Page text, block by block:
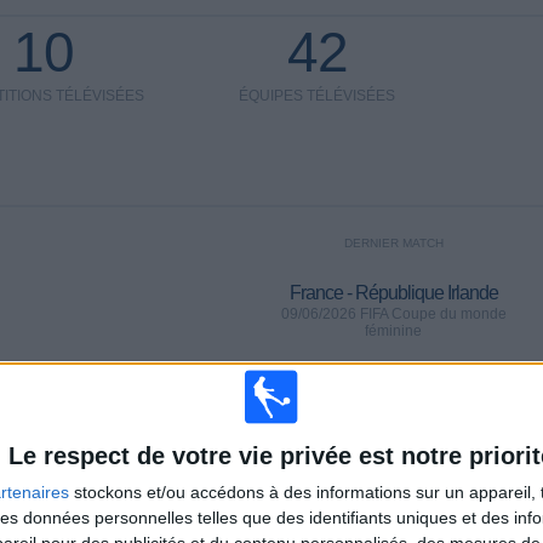
Le respect de votre vie privée est notre
stockons et/ou accédons à des informations sur un appareil,
données personnelles telles que des identifiants uniques et des
10
TÉLÉVISÉES
42
ÉQUIPES TÉLÉVISÉES
DERNIER MATCH
France - République Irlande
09/06/2026 FIFA Coupe du monde
féminine
Marseille
5 (10,87%)
France
4 (8,7%)
Norvège
2 (4,35%)